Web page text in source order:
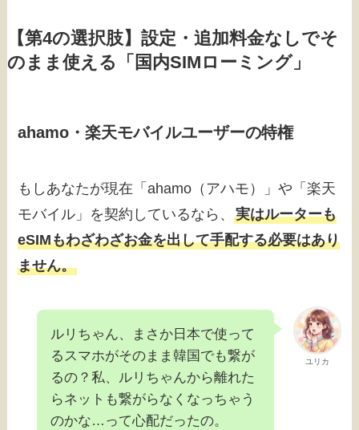
【第4の選択肢】設定・追加料金なしでそ
のまま使える「国内SIMローミング」
ahamo・楽天モバイルユーザーの特権
もしあなたが現在「ahamo（アハモ）」や「楽天
モバイル」を契約しているなら、実はルーターも
eSIMもわざわざお金を出して手配する必要はあり
ません。
ユリカ
ルリちゃん、まさか日本で使って
るスマホがそのまま韓国でも繋が
るの？私、ルリちゃんから離れた
らネットも繋がらなくなっちゃう
のかな…って心配だったの。